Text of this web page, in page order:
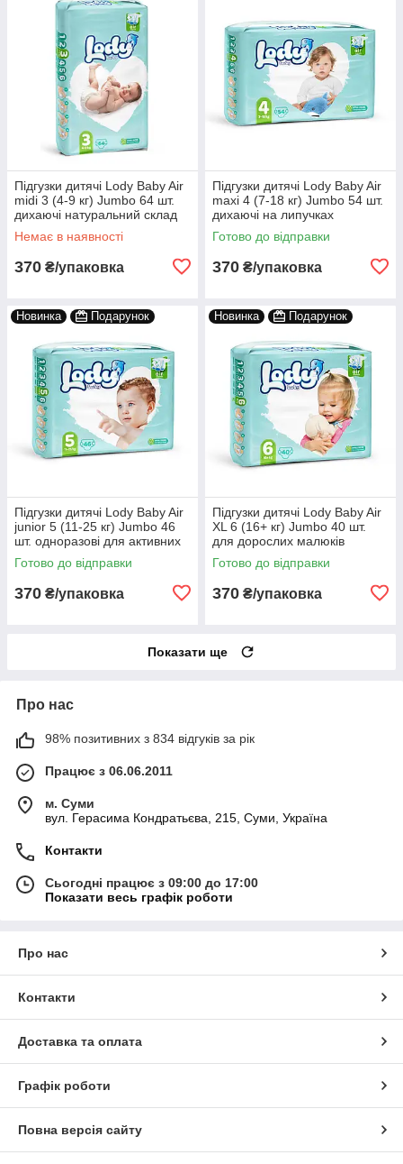
Підгузки дитячі Lody Baby Air
midi 3 (4-9 кг) Jumbo 64 шт.
дихаючі натуральний склад
Немає в наявності
370 ₴/упаковка
Підгузки дитячі Lody Baby Air
maxi 4 (7-18 кг) Jumbo 54 шт.
дихаючі на липучках
Готово до відправки
370 ₴/упаковка
Новинка Подарунок
Підгузки дитячі Lody Baby Air
junior 5 (11-25 кг) Jumbo 46
шт. одноразові для активних
дітей
Готово до відправки
370 ₴/упаковка
Новинка Подарунок
Підгузки дитячі Lody Baby Air
XL 6 (16+ кг) Jumbo 40 шт.
для дорослих малюків
Готово до відправки
370 ₴/упаковка
Показати ще
Про нас
98% позитивних з 834 відгуків за рік
Працює з 06.06.2011
м. Суми
вул. Герасима Кондратьєва, 215, Суми, Україна
Контакти
Сьогодні працює з 09:00 до 17:00
Показати весь графік роботи
Про нас
Контакти
Доставка та оплата
Графік роботи
Повна версія сайту